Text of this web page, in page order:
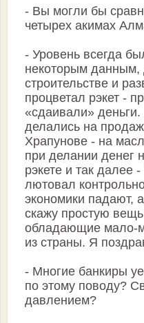
- Вы могли бы
четырех акимах
- Уровень всегда
некоторым данным,
строительстве и
процветал рэкет -
«сдаивали»
делались на
Храпунове - на
при делании денег
рэкете и так далее
лютовал
экономики падают,
скажу простую
обладающие мало-
из страны. Я
- Многие банкиры
по этому поводу?
давлением?